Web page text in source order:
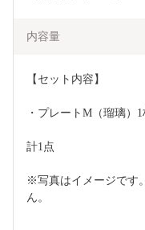
内容量
【セット内容】
・プレートM（瑠璃）1
計1点
※写真はイメージです
ん。